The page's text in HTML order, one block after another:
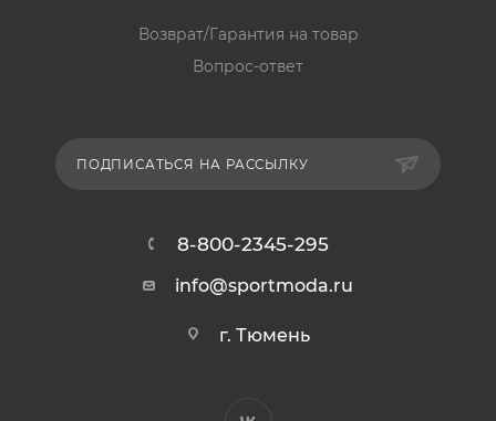
Возврат/Гарантия на товар
Вопрос-ответ
ПОДПИСАТЬСЯ НА РАССЫЛКУ
8-800-2345-295
info@sportmoda.ru
г. Тюмень